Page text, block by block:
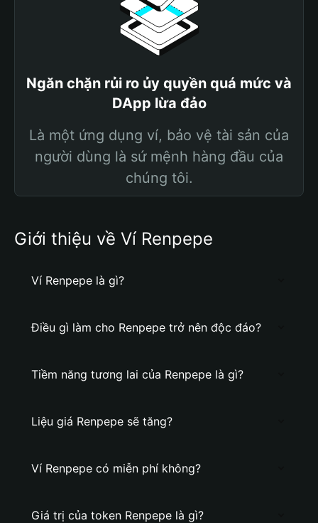
Ngăn chặn rủi ro ủy quyền quá mức và
DApp lừa đảo
Là một ứng dụng ví, bảo vệ tài sản của
người dùng là sứ mệnh hàng đầu của
chúng tôi.
Giới thiệu về Ví Renpepe
Ví Renpepe là gì?
Điều gì làm cho Renpepe trở nên độc đáo?
Tiềm năng tương lai của Renpepe là gì?
Liệu giá Renpepe sẽ tăng?
Ví Renpepe có miễn phí không?
Giá trị của token Renpepe là gì?